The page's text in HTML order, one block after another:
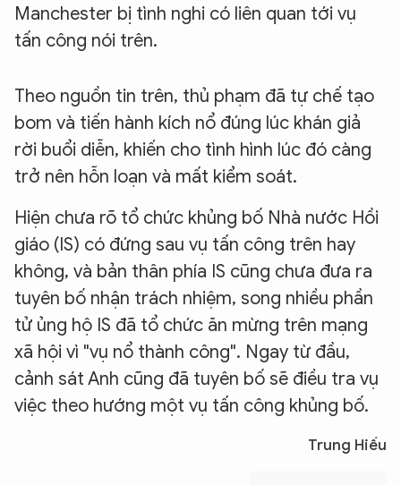
Manchester bị tình nghi có liên quan tới vụ
tấn công nói trên.
Theo nguồn tin trên, thủ phạm đã tự chế tạo
bom và tiến hành kích nổ đúng lúc khán giả
rời buổi diễn, khiến cho tình hình lúc đó càng
trở nên hỗn loạn và mất kiểm soát.
Hiện chưa rõ tổ chức khủng bố Nhà nước Hồi
giáo (IS) có đứng sau vụ tấn công trên hay
không, và bản thân phía IS cũng chưa đưa ra
tuyên bố nhận trách nhiệm, song nhiều phần
tử ủng hộ IS đã tổ chức ăn mừng trên mạng
xã hội vì "vụ nổ thành công". Ngay từ đầu,
cảnh sát Anh cũng đã tuyên bố sẽ điều tra vụ
việc theo hướng một vụ tấn công khủng bố.
Trung Hiếu